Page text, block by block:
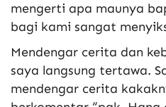
mengerti apa maunya
bagi kami sangat
Mendengar cerita dan
saya langsung tertawa.
mendengar cerita